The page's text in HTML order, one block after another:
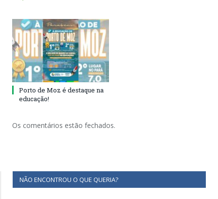
Porto de Moz é destaque na
educação!
Os comentários estão fechados.
NÃO ENCONTROU O QUE QUERIA?